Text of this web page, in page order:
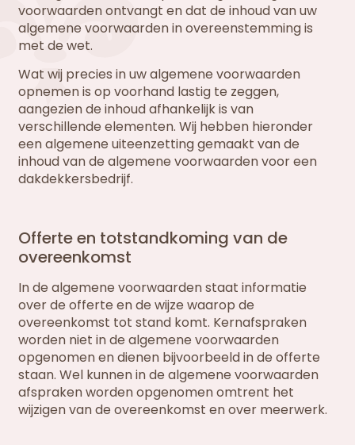
voorwaarden ontvangt en dat de inhoud van uw
algemene voorwaarden in overeenstemming is
met de wet.
Wat wij precies in uw algemene voorwaarden
opnemen is op voorhand lastig te zeggen,
aangezien de inhoud afhankelijk is van
verschillende elementen. Wij hebben hieronder
een algemene uiteenzetting gemaakt van de
inhoud van de algemene voorwaarden voor een
dakdekkersbedrijf.
Offerte en totstandkoming van de
overeenkomst
In de algemene voorwaarden staat informatie
over de offerte en de wijze waarop de
overeenkomst tot stand komt. Kernafspraken
worden niet in de algemene voorwaarden
opgenomen en dienen bijvoorbeeld in de offerte
staan. Wel kunnen in de algemene voorwaarden
afspraken worden opgenomen omtrent het
wijzigen van de overeenkomst en over meerwerk.